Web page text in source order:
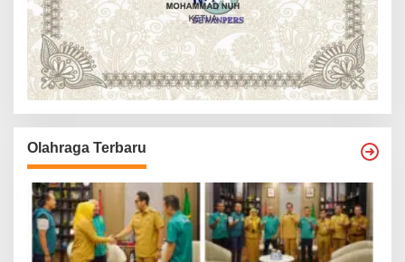
Olahraga Terbaru